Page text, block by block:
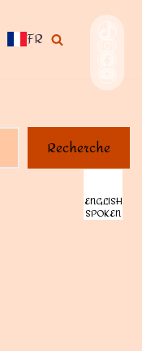
FR
Recherche
ENGLISH
SPOKEN